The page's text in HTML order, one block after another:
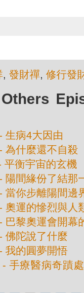
, 發財禪, 修行發
生病4大因由
為什麼還不自殺
平衡宇宙的玄機
陽間緣份了結那
當你步離陽間邊
奧運的慘烈與人
巴黎奧運會開幕
佛陀說了什麼
我的圓夢開悟
- 手療醫病奇蹟